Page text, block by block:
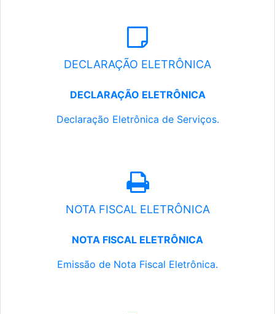
DECLARAÇÃO ELETRÔNICA
DECLARAÇÃO ELETRÔNICA
Declaração Eletrônica de Serviços.
NOTA FISCAL ELETRÔNICA
NOTA FISCAL ELETRÔNICA
Emissão de Nota Fiscal Eletrônica.